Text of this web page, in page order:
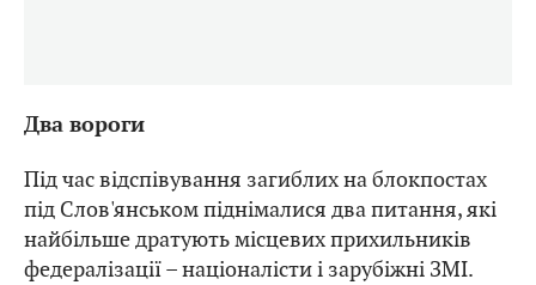
Два вороги
Під час відспівування загиблих на блокпостах
під Слов'янськом піднімалися два питання, які
найбільше дратують місцевих прихильників
федералізації – націоналісти і зарубіжні ЗМІ.